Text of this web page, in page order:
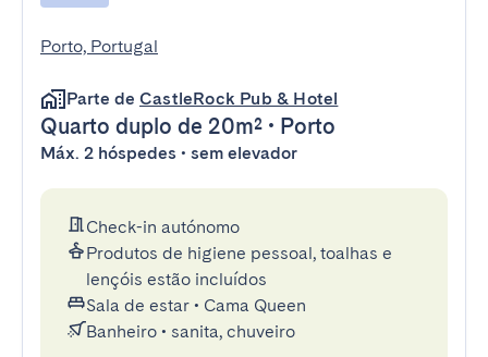
Porto, Portugal
Parte de CastleRock Pub & Hotel
Quarto duplo de 20m² • Porto
Máx. 2 hóspedes • sem elevador
Check-in autónomo
Produtos de higiene pessoal, toalhas e
lençóis estão incluídos
Sala de estar • Cama Queen
Banheiro • sanita, chuveiro